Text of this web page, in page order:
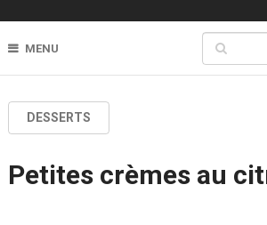
MENU
DESSERTS
Petites crèmes au